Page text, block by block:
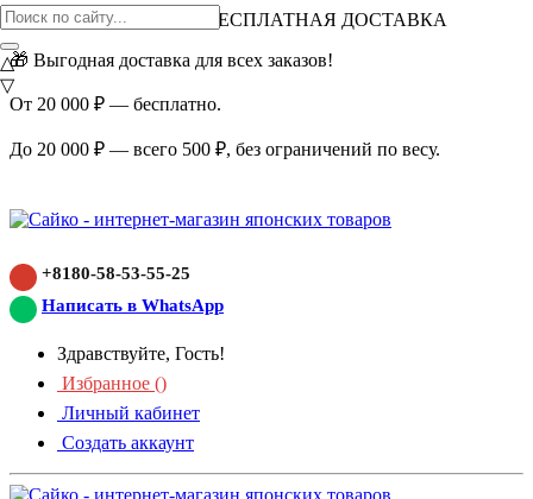
ВНИМАНИЕ АКЦИЯ!
БЕСПЛАТНАЯ ДОСТАВКА
🎁 Выгодная доставка для всех заказов!
От 20 000 ₽ — бесплатно.
До 20 000 ₽ — всего 500 ₽, без ограничений по весу.
+8180-58-53-55-25
Написать в WhatsApp
Здравствуйте, Гость!
Избранное ()
Личный кабинет
Создать аккаунт
△
▽